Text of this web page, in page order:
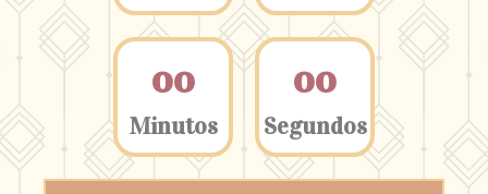
00
Minutos
00
Segundos